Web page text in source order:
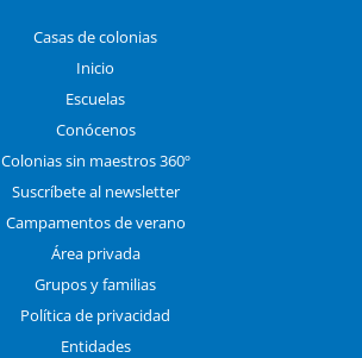
Casas de colonias
Inicio
Escuelas
Conócenos
Colonias sin maestros 360º
Suscríbete al newsletter
Campamentos de verano
Área privada
Grupos y familias
Política de privacidad
Entidades